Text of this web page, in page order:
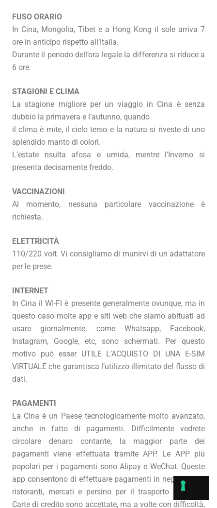
FUSO ORARIO
In Cina, Mongolia, Tibet e a Hong Kong il sole arriva 7
ore in anticipo rispetto all’Italia.
Durante il periodo dell’ora legale la differenza si riduce a
6 ore.
STAGIONI E CLIMA
La stagione migliore per un viaggio in Cina è senza
dubbio la primavera e l’autunno, quando
il clima è mite, il cielo terso e la natura si riveste di uno
splendido manto di colori.
L’estate risulta afosa e umida, mentre l’Inverno si
presenta decisamente freddo.
VACCINAZIONI
Al momento, nessuna particolare vaccinazione è
richiesta.
ELETTRICITÀ
110/220 volt. Vi consigliamo di munirvi di un adattatore
per le prese.
INTERNET
In Cina il WI-FI è presente generalmente ovunque, ma in
questo caso molte app e siti web che siamo abituati ad
usare giornalmente, come Whatsapp, Facebook,
Instagram, Google, etc, sono schermati. Per questo
motivo può esser UTILE L’ACQUISTO DI UNA E-SIM
VIRTUALE che garantisca l’utilizzo illimitato del flusso di
dati.
PAGAMENTI
La Cina è un Paese tecnologicamente molto avanzato,
anche in fatto di pagamenti. Difficilmente vedrete
circolare denaro contante, la maggior parte dei
pagamenti viene effettuata tramite APP. Le APP più
popolari per i pagamenti sono Alipay e WeChat. Queste
app consentono di effettuare pagamenti in negozi fisici,
ristoranti, mercati e persino per il trasporto pubblico.
Carte di credito sono accettate, ma a volte con difficoltà,